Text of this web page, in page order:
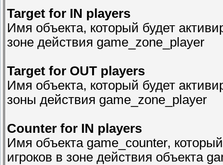
Target for IN players
Имя объекта, который будет
зоне действия game_zone_player
Target for OUT players
Имя объекта, который будет
зоны действия game_zone_player
Counter for IN players
Имя объекта game_counter,
игроков в зоне действия объекта